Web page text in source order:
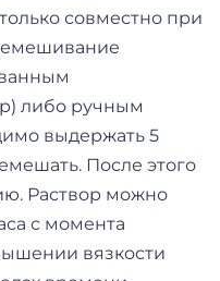
совместно при
либо ручным
выдержать 5
После этого
Раствор можно
с момента
вязкости